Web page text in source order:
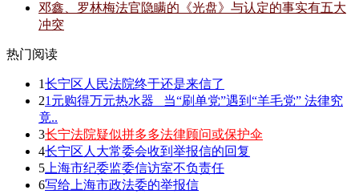
邓鑫、罗林梅法官隐瞒的《光盘》与认定的事实有五大
冲突
热门阅读
1长宁区人民法院终于还是来信了
21元购得万元热水器 _当“刷单党”遇到“羊毛党” 法律究
竟..
3长宁法院疑似拼多多法律顾问或保护伞
4长宁区人大常委会收到举报信的回复
5 上海市纪委监委信访室不负责任
6写给上海市政法委的举报信